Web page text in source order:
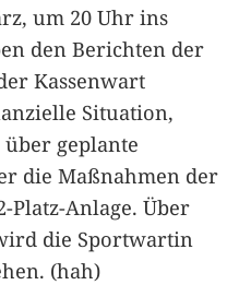
um 20 Uhr ins
den Berichten der
Kassenwart
Situation,
geplante
die Maßnahmen der
Platz-Anlage. Über
die Sportwartin
(hah)